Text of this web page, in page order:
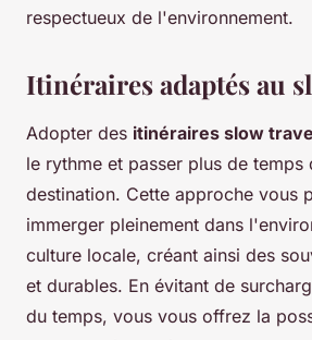
respectueux de l'environnement.
Itinéraires adaptés au
Adopter des itinéraires slow
le rythme et passer plus de temps
destination. Cette approche vous
immerger pleinement dans
culture locale, créant ainsi des
et durables. En évitant de
du temps, vous vous offrez la